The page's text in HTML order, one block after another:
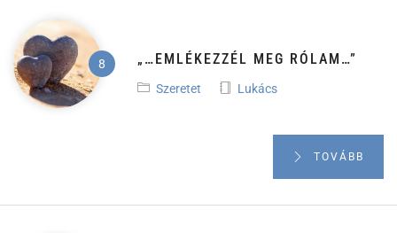
„…EMLÉKEZZÉL MEG RÓLAM…”
Szeretet Lukács
TOVÁBB